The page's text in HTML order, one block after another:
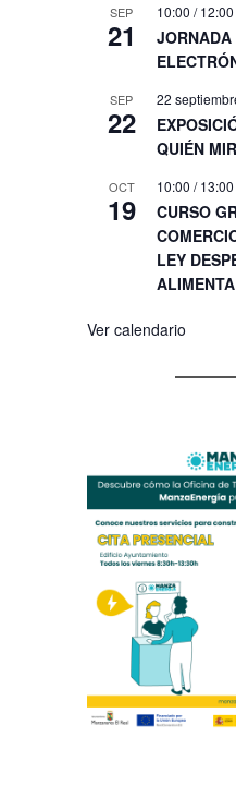
SEP
21
10:00 /12:00
JORNADA
SEP
22
22
QUIÉN
OCT
19
10:00 /13:00
CURSO
LEY
Ver calendario